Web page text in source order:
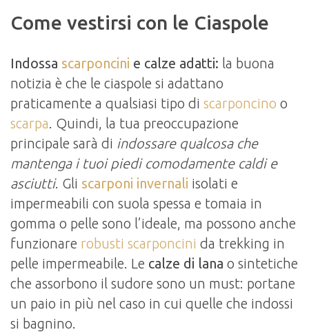
Come vestirsi con le Ciaspole
Indossa scarponcini e calze adatti: la buona
notizia è che le ciaspole si adattano
praticamente a qualsiasi tipo di scarponcino o
scarpa. Quindi, la tua preoccupazione
principale sarà di indossare qualcosa che
mantenga i tuoi piedi comodamente caldi e
asciutti. Gli scarponi invernali isolati e
impermeabili con suola spessa e tomaia in
gomma o pelle sono l’ideale, ma possono anche
funzionare robusti scarponcini da trekking in
pelle impermeabile. Le calze di lana o sintetiche
che assorbono il sudore sono un must: portane
un paio in più nel caso in cui quelle che indossi
si bagnino.